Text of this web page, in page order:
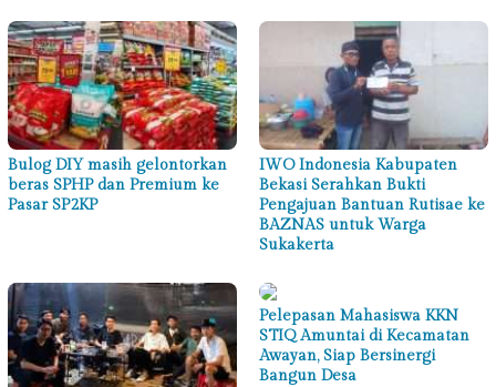
Bulog DIY masih gelontorkan
beras SPHP dan Premium ke
Pasar SP2KP
IWO Indonesia Kabupaten
Bekasi Serahkan Bukti
Pengajuan Bantuan Rutisae ke
BAZNAS untuk Warga
Sukakerta
Pelepasan Mahasiswa KKN
STIQ Amuntai di Kecamatan
Awayan, Siap Bersinergi
Bangun Desa